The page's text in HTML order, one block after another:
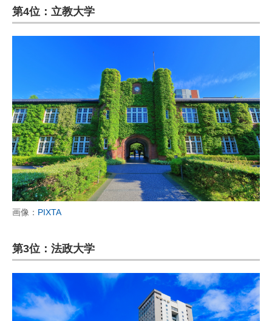
第4位：立教大学
画像： PIXTA
第3位：法政大学